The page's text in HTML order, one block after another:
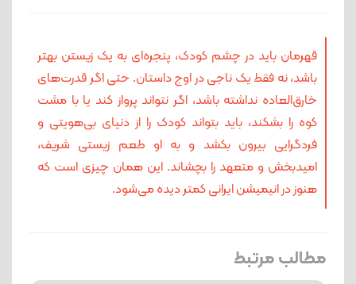
قهرمان باید در چشم کودک، پنجره‌ای به یک زیستن بهتر
باشد، نه فقط یک ناجی در اوج داستان. حتی اگر قدرت‌های
خارق‌العاده نداشته باشد، اگر نتواند پرواز کند یا با مشت
کوه را بشکند، باید بتواند کودک را از دنیای بی‌هویتی و
فردگرایی بیرون بکشد و به او طعم زیستی شریف،
امیدبخش و متعهد را بچشاند. این همان چیزی است که
هنوز در انیمیشن ایرانی کمتر دیده می‌شود.
مطالب مرتبط